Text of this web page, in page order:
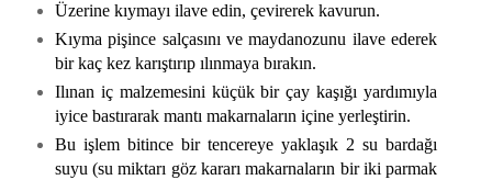
Üzerine kıymayı ilave edin, çevirerek kavurun.
Kıyma pişince salçasını ve maydanozunu ilave ederek
bir kaç kez karıştırıp ılınmaya bırakın.
Ilınan iç malzemesini küçük bir çay kaşığı yardımıyla
iyice bastırarak mantı makarnaların içine yerleştirin.
Bu işlem bitince bir tencereye yaklaşık 2 su bardağı
suyu (su miktarı göz kararı makarnaların bir iki parmak